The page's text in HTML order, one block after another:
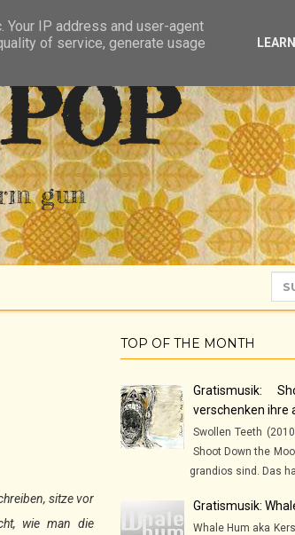
gun
sitze vor
wie man die
TOP OF THE MONTH
Gratismusik:
verschenken ihre
Swollen Teeth
Shoot Down the
grandios sind. Das
Gratismusik:
Whale Hum aka
IP address and user-agent
of service, generate usage